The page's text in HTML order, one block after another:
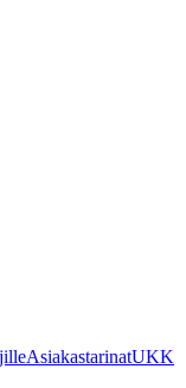
AsiakastarinatUKK